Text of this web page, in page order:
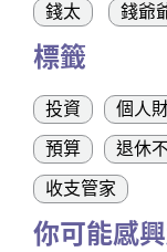
錢太
錢爺
標籤
投資 個人
預算
退休
收支管家
你可能感